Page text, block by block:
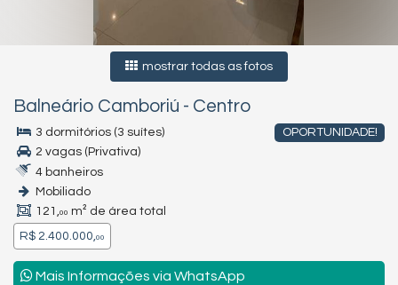
mostrar todas as fotos
Balneário Camboriú - Centro
OPORTUNIDADE!
3 dormitórios (3 suítes)
2 vagas (Privativa)
4 banheiros
Mobiliado
121,00 m² de área total
R$ 2.400.000,00
Mais Informações via WhatsApp